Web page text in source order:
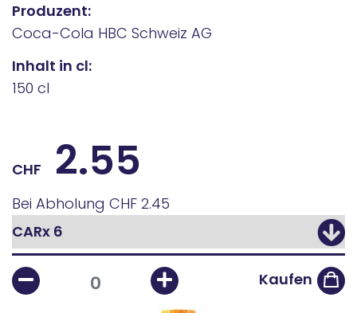
Produzent:
Coca-Cola HBC Schweiz AG
Inhalt in cl:
150 cl
CHF 2.55
Bei Abholung CHF 2.45
Kaufen